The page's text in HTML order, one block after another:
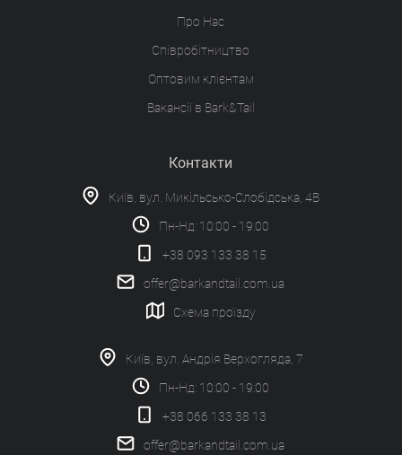
Про Нас
Співробітництво
Оптовим клієнтам
Вакансії в Bark&Tail
Контакти
Київ, вул. Микільсько-Слобідська, 4В
Пн-Нд: 10:00 - 19:00
+38 093 133 38 15
offer@barkandtail.com.ua
Схема проїзду
Київ, вул. Андрія Верхогляда, 7
Пн-Нд: 10:00 - 19:00
+38 066 133 38 13
offer@barkandtail.com.ua